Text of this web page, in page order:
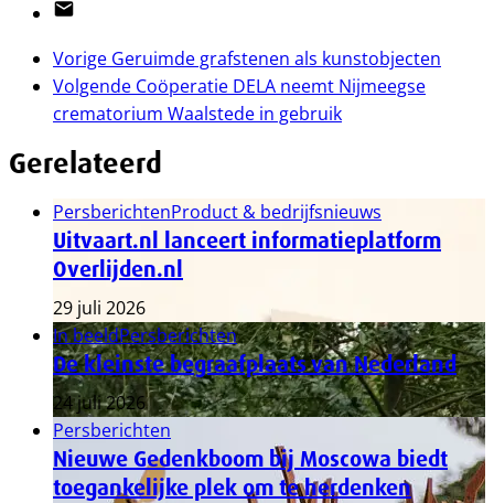
Email
Vorige Geruimde grafstenen als kunstobjecten
Volgende Coöperatie DELA neemt Nijmeegse
crematorium Waalstede in gebruik
Gerelateerd
PersberichtenProduct & bedrijfsnieuws
Uitvaart.nl lanceert informatieplatform
Overlijden.nl
29 juli 2026
In beeldPersberichten
De kleinste begraafplaats van Nederland
24 juli 2026
Persberichten
Nieuwe Gedenkboom bij Moscowa biedt
toegankelijke plek om te herdenken